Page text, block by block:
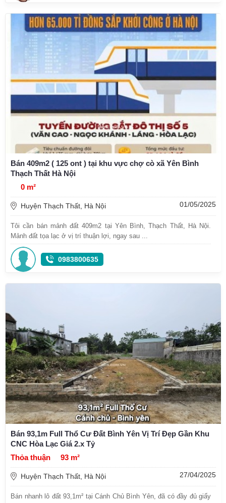
Bán 409m2 ( 125 ont ) tại khu vực chợ cò xã Yên Bình
Thạch Thất Hà Nội
0 m²
Huyện Thạch Thất, Hà Nội 01/05/2025
Tôi cần bán mảnh đất 409m2 tại Yên Bình, Thạch Thất, Hà Nội.
Mảnh đất tọa lạc ở vị trí thuận lợi, ngay sau ...
0983800635
Bán 93,1m Full Thổ Cư Đất Bình Yên Vị Trí Đẹp Gần Khu
CNC Hòa Lạc Giá 2.x Tỷ
Thỏa thuận
93 m²
Huyện Thạch Thất, Hà Nội 27/04/2025
Bán nhanh lô đất 93,1m² tại Cánh Chủ Bình Yên, đã có đầy đủ giấy